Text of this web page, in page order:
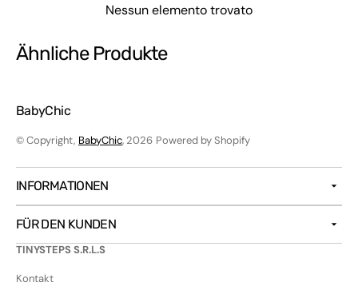
Nessun elemento trovato
Ähnliche Produkte
BabyChic
© Copyright, BabyChic, 2026 Powered by Shopify
INFORMATIONEN
FÜR DEN KUNDEN
TINYSTEPS S.R.L.S
Kontakt